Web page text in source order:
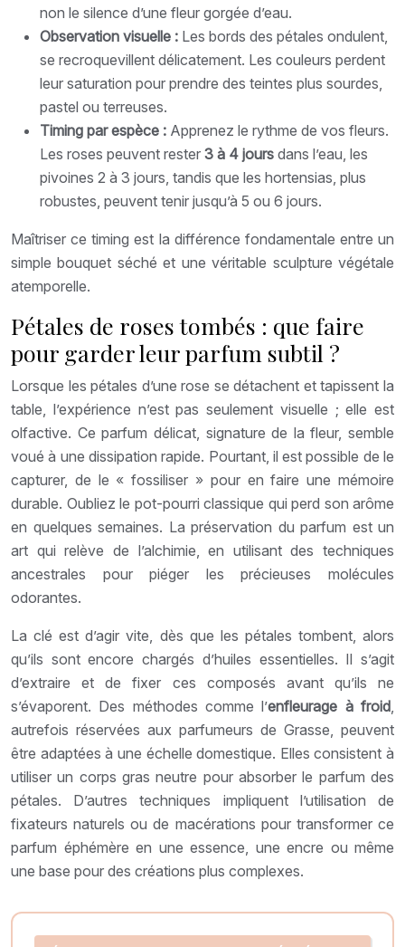
non le silence d’une fleur gorgée d’eau.
Observation visuelle : Les bords des pétales ondulent,
se recroquevillent délicatement. Les couleurs perdent
leur saturation pour prendre des teintes plus sourdes,
pastel ou terreuses.
Timing par espèce : Apprenez le rythme de vos fleurs.
Les roses peuvent rester 3 à 4 jours dans l’eau, les
pivoines 2 à 3 jours, tandis que les hortensias, plus
robustes, peuvent tenir jusqu’à 5 ou 6 jours.
Maîtriser ce timing est la différence fondamentale entre un
simple bouquet séché et une véritable sculpture végétale
atemporelle.
Pétales de roses tombés : que faire
pour garder leur parfum subtil ?
Lorsque les pétales d’une rose se détachent et tapissent la
table, l’expérience n’est pas seulement visuelle ; elle est
olfactive. Ce parfum délicat, signature de la fleur, semble
voué à une dissipation rapide. Pourtant, il est possible de le
capturer, de le « fossiliser » pour en faire une mémoire
durable. Oubliez le pot-pourri classique qui perd son arôme
en quelques semaines. La préservation du parfum est un
art qui relève de l’alchimie, en utilisant des techniques
ancestrales pour piéger les précieuses molécules
odorantes.
La clé est d’agir vite, dès que les pétales tombent, alors
qu’ils sont encore chargés d’huiles essentielles. Il s’agit
d’extraire et de fixer ces composés avant qu’ils ne
s’évaporent. Des méthodes comme l’enfleurage à froid,
autrefois réservées aux parfumeurs de Grasse, peuvent
être adaptées à une échelle domestique. Elles consistent à
utiliser un corps gras neutre pour absorber le parfum des
pétales. D’autres techniques impliquent l’utilisation de
fixateurs naturels ou de macérations pour transformer ce
parfum éphémère en une essence, une encre ou même
une base pour des créations plus complexes.